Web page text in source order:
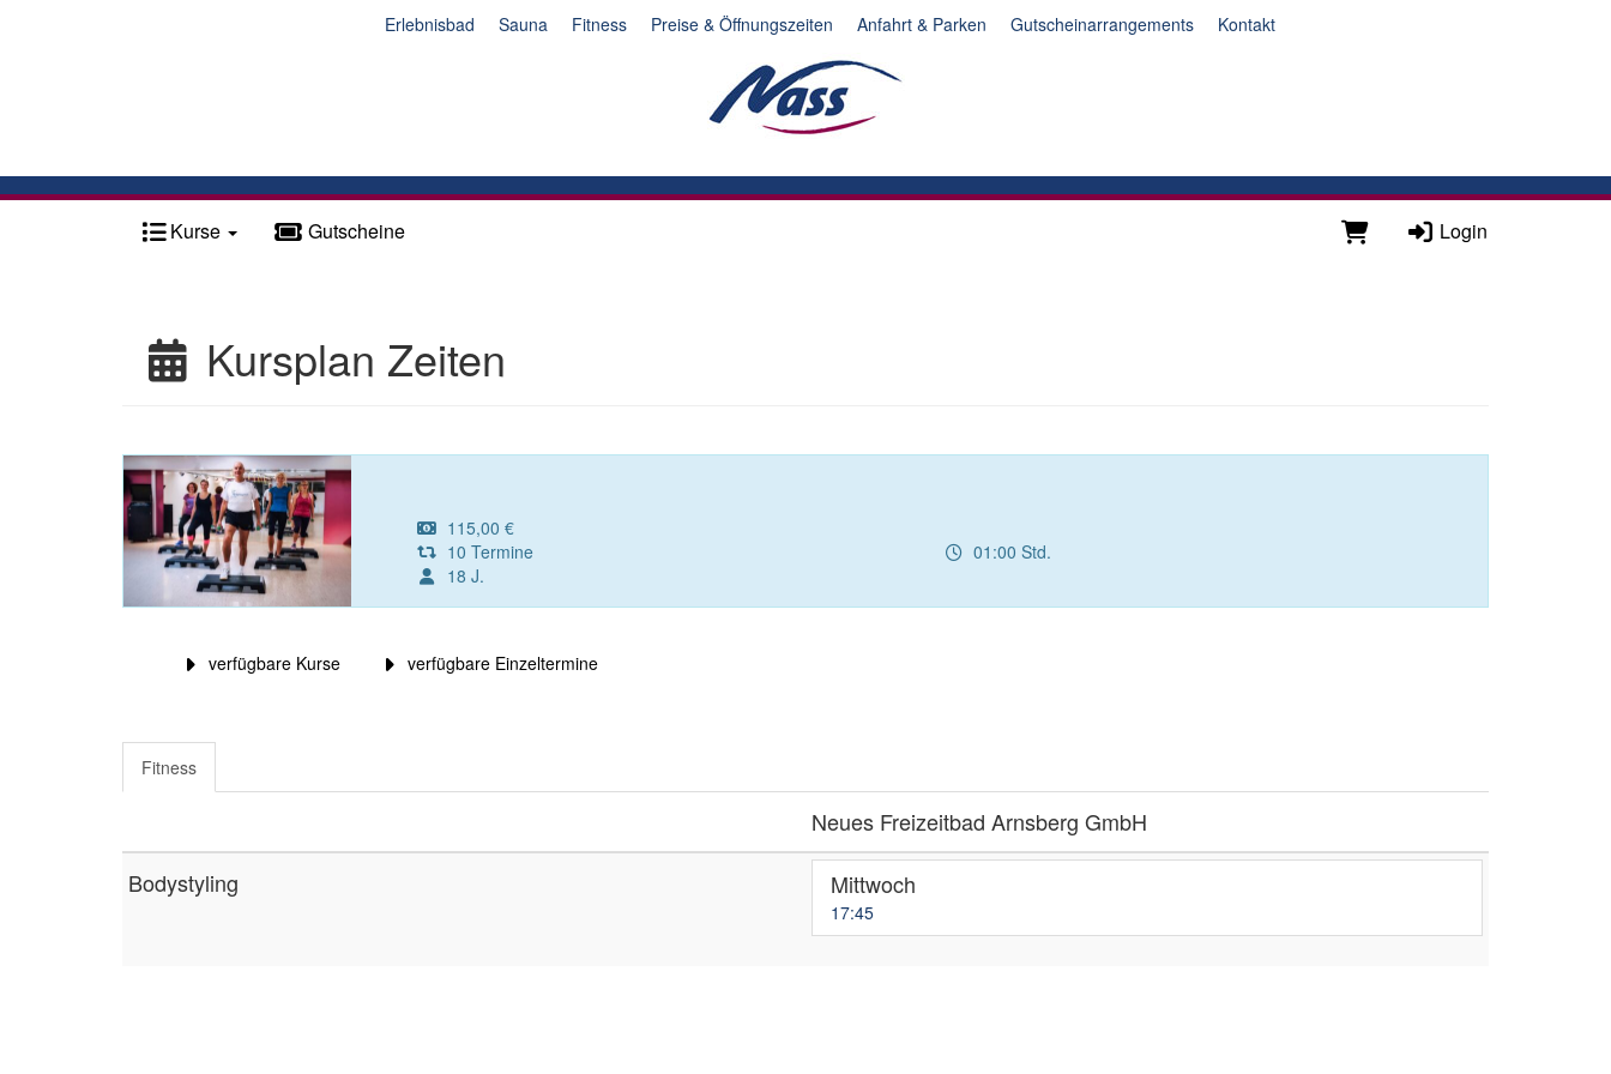
Erlebnisbad Sauna Fitness Preise & Öffnungszeiten Anfahrt & Parken Gutscheinarrangements Kontakt
Kurse Gutscheine Login
Kursplan Zeiten
115,00 €
10 Termine
01:00 Std.
18 J.
verfügbare Kurse verfügbare Einzeltermine
Fitness
Neues Freizeitbad Arnsberg GmbH
Bodystyling
Mittwoch
17:45